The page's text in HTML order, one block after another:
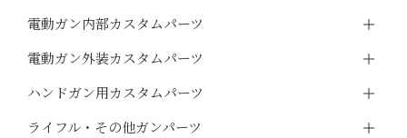
電動ガン内部カスタムパーツ
電動ガン外装カスタムパーツ
ハンドガン用カスタムパーツ
ライフル・その他ガンパーツ